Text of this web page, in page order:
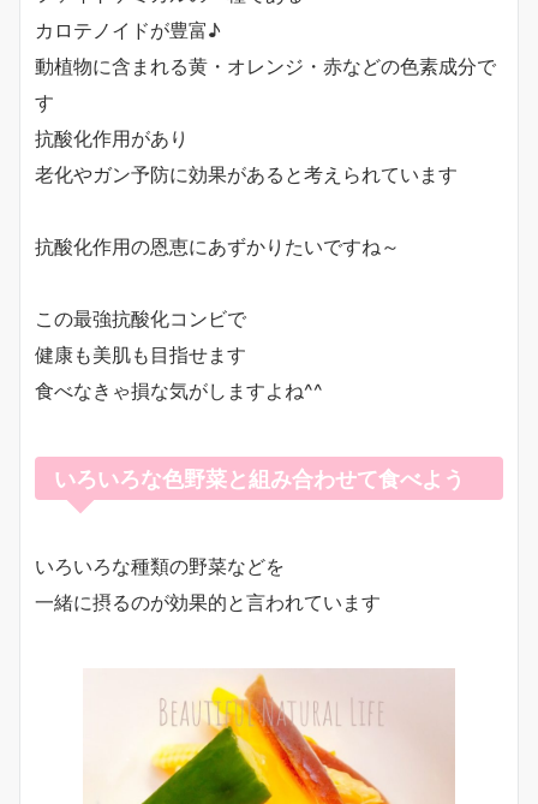
カロテノイドが豊富♪
動植物に含まれる黄・オレンジ・赤などの色素成分で
す
抗酸化作用があり
老化やガン予防に効果があると考えられています
抗酸化作用の恩恵にあずかりたいですね～
この最強抗酸化コンビで
健康も美肌も目指せます
食べなきゃ損な気がしますよね^^
いろいろな色野菜と組み合わせて食べよう
いろいろな種類の野菜などを
一緒に摂るのが効果的と言われています